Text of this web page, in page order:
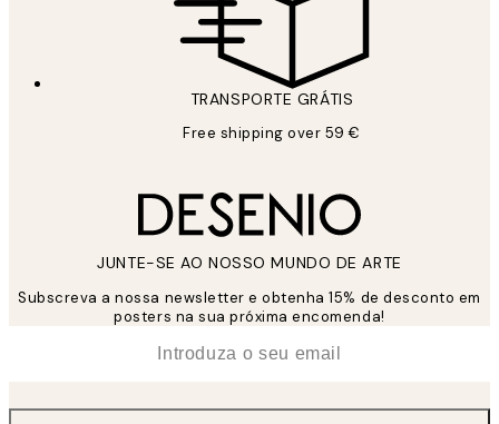
TRANSPORTE GRÁTIS
Free shipping over 59 €
JUNTE-SE AO NOSSO MUNDO DE ARTE
Subscreva a nossa newsletter e obtenha 15% de desconto em
posters na sua próxima encomenda!